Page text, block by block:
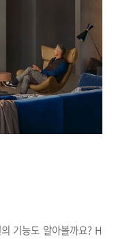
기능도 알아볼까요? H